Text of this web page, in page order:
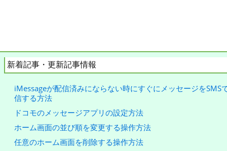
新着記事・更新記事情報
iMessageが配信済みにならない時にすぐにメッセージをSMS
信する方法
ドコモのメッセージアプリの設定方法
ホーム画面の並び順を変更する操作方法
任意のホーム画面を削除する操作方法